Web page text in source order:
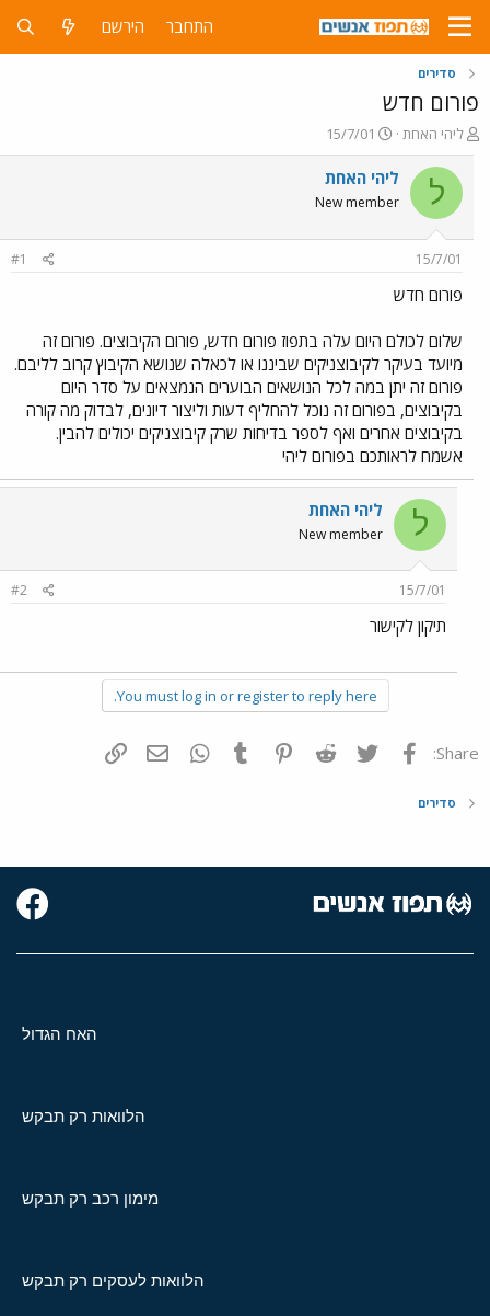
התחבר הירשם
סדירים
פורום חדש
פ
ו
ת
ח
ה
ש
א
ליהי האחת
פ
ו
ר
ם
15/7/01
ל ליהי האחת
New member
15/7/01
#1
פורום חדש
שלום לכולם היום עלה בתפוז פורום חדש, פורום הקיבוצים. פורום זה
מיועד בעיקר לקיבוצניקים שביננו או לכאלה שנושא הקיבוץ קרוב לליבם.
פורום זה יתן במה לכל הנושאים הבוערים הנמצאים על סדר היום
בקיבוצים, בפורום זה נוכל להחליף דעות וליצור דיונים, לבדוק מה קורה
בקיבוצים אחרים ואף לספר בדיחות שרק קיבוצניקים יכולים להבין.
אשמח לראותכם בפורום ליהי
ל ליהי האחת
New member
15/7/01
#2
תיקון לקישור
You must log in or register to reply here.
Share: פייסבוק Twitter
Reddit
Pinterest
Tumblr
WhatsAppדואר אלקטרוני
סדירים
האח הגדול
הלוואות רק תבקש
מימון רכב רק תבקש
הלוואות לעסקים רק תבקש